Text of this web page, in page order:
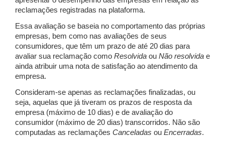
reclamações registradas na plataforma.
Essa avaliação se baseia no comportamento das próprias
empresas, bem como nas avaliações de seus
consumidores, que têm um prazo de até 20 dias para
avaliar sua reclamação como Resolvida ou Não resolvida e
ainda atribuir uma nota de satisfação ao atendimento da
empresa.
Consideram-se apenas as reclamações finalizadas, ou
seja, aquelas que já tiveram os prazos de resposta da
empresa (máximo de 10 dias) e de avaliação do
consumidor (máximo de 20 dias) transcorridos. Não são
computadas as reclamações Canceladas ou Encerradas.